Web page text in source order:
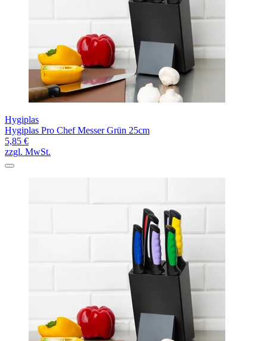
Hygiplas
Hygiplas Pro Chef Messer Grün 25cm
5,85 €
zzgl. MwSt.